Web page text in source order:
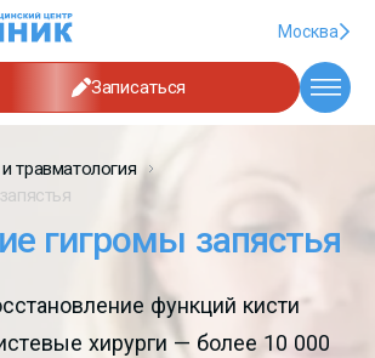
Москва
Записаться
травматология
гигромы запястья
функций кисти
хирурги — более 10 000